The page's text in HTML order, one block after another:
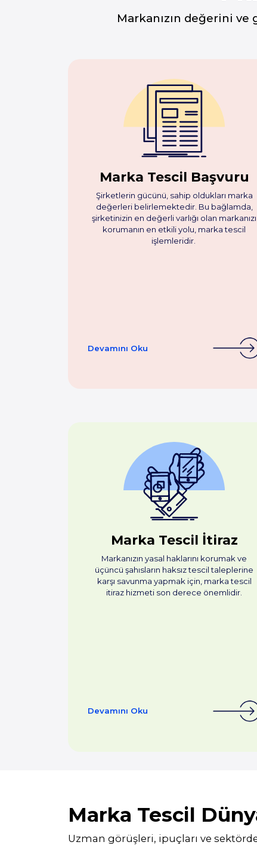
Markanızın değerini
Marka Tescil Başvuru
Şirketlerin gücünü, sahip oldukları marka
değerleri belirlemektedir. Bu bağlamda,
şirketinizin en değerli varlığı olan markanızı
korumanın en etkili yolu, marka tescil
işlemleridir.
Devamını Oku
Marka Tescil İtiraz
Markanızın yasal haklarını korumak ve
üçüncü şahısların haksız tescil taleplerine
karşı savunma yapmak için, marka tescil
itiraz hizmeti son derece önemlidir.
Devamını Oku
Marka Tescil
Uzman görüşleri, ipuçları ve